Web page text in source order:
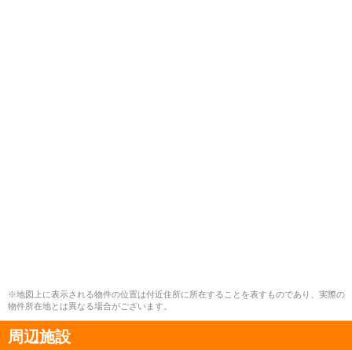
※地図上に表示される物件の位置は付近住所に所在することを表すものであり、実際の
物件所在地とは異なる場合がございます。
周辺施設